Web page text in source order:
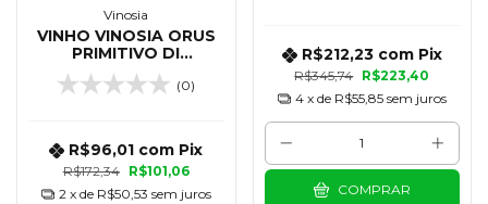
Vinosia
VINHO VINOSIA ORUS
PRIMITIVO DI
MANDURIA DOC 750
ML - 2022
(0)
R$172,34 R$101,06
R$96,01 com Pix
2 x de R$50,53 sem juros
R$345,74 R$223,40
R$212,23 com Pix
4 x de R$55,85 sem juros
COMPRAR